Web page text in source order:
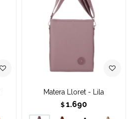
Matera Lloret - Lila
$ 1.690